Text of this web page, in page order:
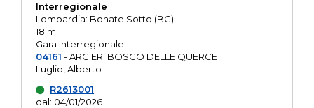
Interregionale
Lombardia: Bonate Sotto (BG)
18 m
Gara Interregionale
04161 - ARCIERI BOSCO DELLE QUERCE
Luglio, Alberto
R2613001
dal: 04/01/2026